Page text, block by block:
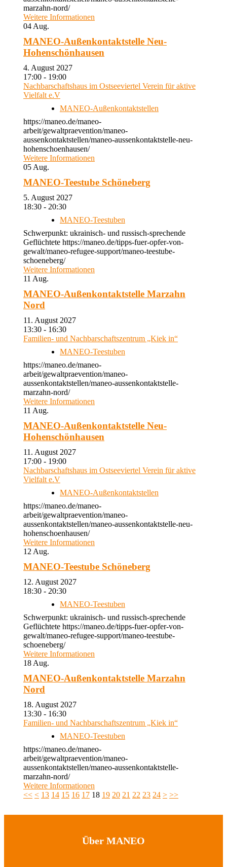
marzahn-nord/
Weitere Informationen
04 Aug.
MANEO-Außenkontaktstelle Neu-
Hohenschönhausen
4. August 2027
17:00 - 19:00
Nachbarschaftshaus im Ostseeviertel Verein für aktive
Vielfalt e.V
MANEO-Außenkontaktstellen
https://maneo.de/maneo-
arbeit/gewaltpraevention/maneo-
aussenkontaktstellen/maneo-aussenkontaktstelle-neu-
hohenschoenhausen/
Weitere Informationen
05 Aug.
MANEO-Teestube Schöneberg
5. August 2027
18:30 - 20:30
MANEO-Teestuben
Schwerpunkt: ukrainisch- und russisch-sprechende
Geflüchtete https://maneo.de/tipps-fuer-opfer-von-
gewalt/maneo-refugee-support/maneo-teestube-
schoeneberg/
Weitere Informationen
11 Aug.
MANEO-Außenkontaktstelle Marzahn
Nord
11. August 2027
13:30 - 16:30
Familien- und Nachbarschaftszentrum „Kiek in“
MANEO-Teestuben
https://maneo.de/maneo-
arbeit/gewaltpraevention/maneo-
aussenkontaktstellen/maneo-aussenkontaktstelle-
marzahn-nord/
Weitere Informationen
11 Aug.
MANEO-Außenkontaktstelle Neu-
Hohenschönhausen
11. August 2027
17:00 - 19:00
Nachbarschaftshaus im Ostseeviertel Verein für aktive
Vielfalt e.V
MANEO-Außenkontaktstellen
https://maneo.de/maneo-
arbeit/gewaltpraevention/maneo-
aussenkontaktstellen/maneo-aussenkontaktstelle-neu-
hohenschoenhausen/
Weitere Informationen
12 Aug.
MANEO-Teestube Schöneberg
12. August 2027
18:30 - 20:30
MANEO-Teestuben
Schwerpunkt: ukrainisch- und russisch-sprechende
Geflüchtete https://maneo.de/tipps-fuer-opfer-von-
gewalt/maneo-refugee-support/maneo-teestube-
schoeneberg/
Weitere Informationen
18 Aug.
MANEO-Außenkontaktstelle Marzahn
Nord
18. August 2027
13:30 - 16:30
Familien- und Nachbarschaftszentrum „Kiek in“
MANEO-Teestuben
https://maneo.de/maneo-
arbeit/gewaltpraevention/maneo-
aussenkontaktstellen/maneo-aussenkontaktstelle-
marzahn-nord/
Weitere Informationen
<< < 13 14 15 16 17 18 19 20 21 22 23 24 > >>
Über MANEO